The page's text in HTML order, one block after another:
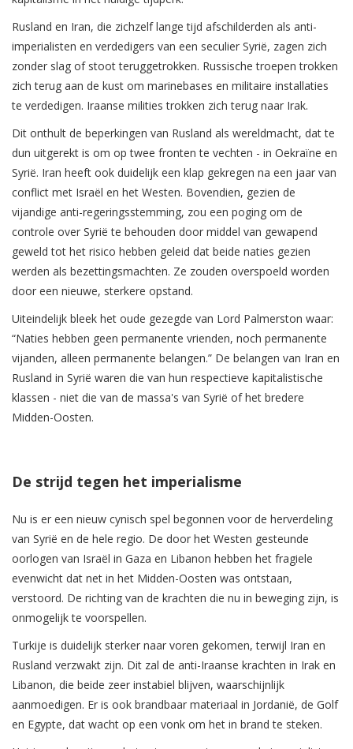
Rusland en Iran, die zichzelf lange tijd afschilderden als anti-
imperialisten en verdedigers van een seculier Syrië, zagen zich
zonder slag of stoot teruggetrokken. Russische troepen trokken
zich terug aan de kust om marinebases en militaire installaties
te verdedigen. Iraanse milities trokken zich terug naar Irak.
Dit onthult de beperkingen van Rusland als wereldmacht, dat te
dun uitgerekt is om op twee fronten te vechten - in Oekraïne en
Syrië. Iran heeft ook duidelijk een klap gekregen na een jaar van
conflict met Israël en het Westen. Bovendien, gezien de
vijandige anti-regeringsstemming, zou een poging om de
controle over Syrië te behouden door middel van gewapend
geweld tot het risico hebben geleid dat beide naties gezien
werden als bezettingsmachten. Ze zouden overspoeld worden
door een nieuwe, sterkere opstand.
Uiteindelijk bleek het oude gezegde van Lord Palmerston waar:
“Naties hebben geen permanente vrienden, noch permanente
vijanden, alleen permanente belangen.” De belangen van Iran en
Rusland in Syrië waren die van hun respectieve kapitalistische
klassen - niet die van de massa's van Syrië of het bredere
Midden-Oosten.
De strijd tegen het imperialisme
Nu is er een nieuw cynisch spel begonnen voor de herverdeling
van Syrië en de hele regio. De door het Westen gesteunde
oorlogen van Israël in Gaza en Libanon hebben het fragiele
evenwicht dat net in het Midden-Oosten was ontstaan,
verstoord. De richting van de krachten die nu in beweging zijn, is
onmogelijk te voorspellen.
Turkije is duidelijk sterker naar voren gekomen, terwijl Iran en
Rusland verzwakt zijn. Dit zal de anti-Iraanse krachten in Irak en
Libanon, die beide zeer instabiel blijven, waarschijnlijk
aanmoedigen. Er is ook brandbaar materiaal in Jordanië, de Golf
en Egypte, dat wacht op een vonk om het in brand te steken.